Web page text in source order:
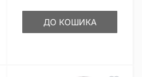
ДО КОШИКА